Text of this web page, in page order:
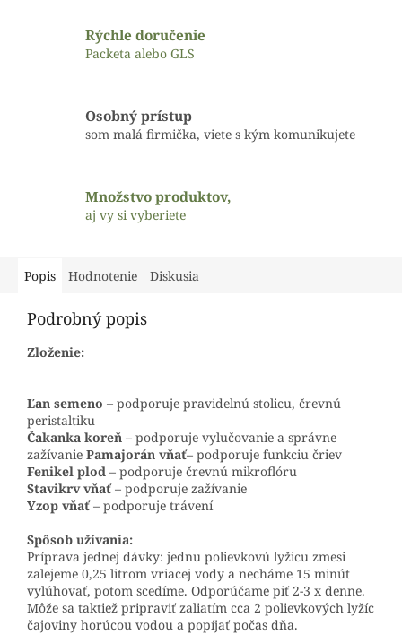
Rýchle doručenie
Packeta alebo GLS
Osobný prístup
som malá firmička, viete s kým komunikujete
Množstvo produktov,
aj vy si vyberiete
Popis Hodnotenie Diskusia
Podrobný popis
Zloženie:
Ľan semeno – podporuje pravidelnú stolicu, črevnú
peristaltiku
Čakanka koreň – podporuje vylučovanie a správne
zažívanie Pamajorán vňať– podporuje funkciu čriev
Fenikel plod – podporuje črevnú mikroflóru
Stavikrv vňať – podporuje zažívanie
Yzop vňať – podporuje trávení
Spôsob užívania:
Príprava jednej dávky: jednu polievkovú lyžicu zmesi
zalejeme 0,25 litrom vriacej vody a necháme 15 minút
vylúhovať, potom scedíme. Odporúčame piť 2-3 x denne.
Môže sa taktiež pripraviť zaliatím cca 2 polievkových lyžíc
čajoviny horúcou vodou a popíjať počas dňa.